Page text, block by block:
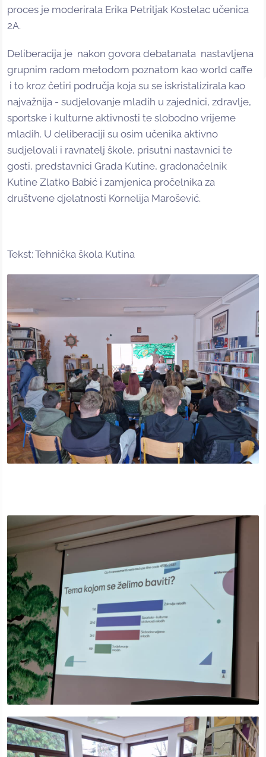
proces je moderirala Erika Petriljak Kostelac učenica
2A.
Deliberacija je nakon govora debatanata nastavljena
grupnim radom metodom poznatom kao world caffe
i to kroz četiri područja koja su se iskristalizirala kao
najvažnija - sudjelovanje mladih u zajednici, zdravlje,
sportske i kulturne aktivnosti te slobodno vrijeme
mladih. U deliberaciji su osim učenika aktivno
sudjelovali i ravnatelj škole, prisutni nastavnici te
gosti, predstavnici Grada Kutine, gradonačelnik
Kutine Zlatko Babić i zamjenica pročelnika za
društvene djelatnosti Kornelija Marošević.
Tekst: Tehnička škola Kutina